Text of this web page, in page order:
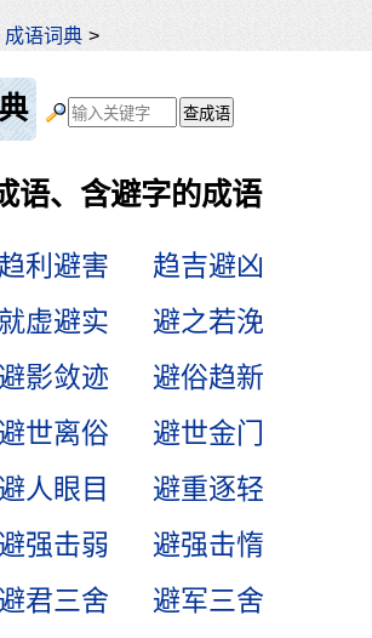
成语词典 >
语、含避字的成语
趋利避害
趋吉避凶
就虚避实
避之若浼
避影敛迹
避俗趋新
避世离俗
避世金门
避人眼目
避重逐轻
避强击弱
避强击惰
避君三舍
避军三舍